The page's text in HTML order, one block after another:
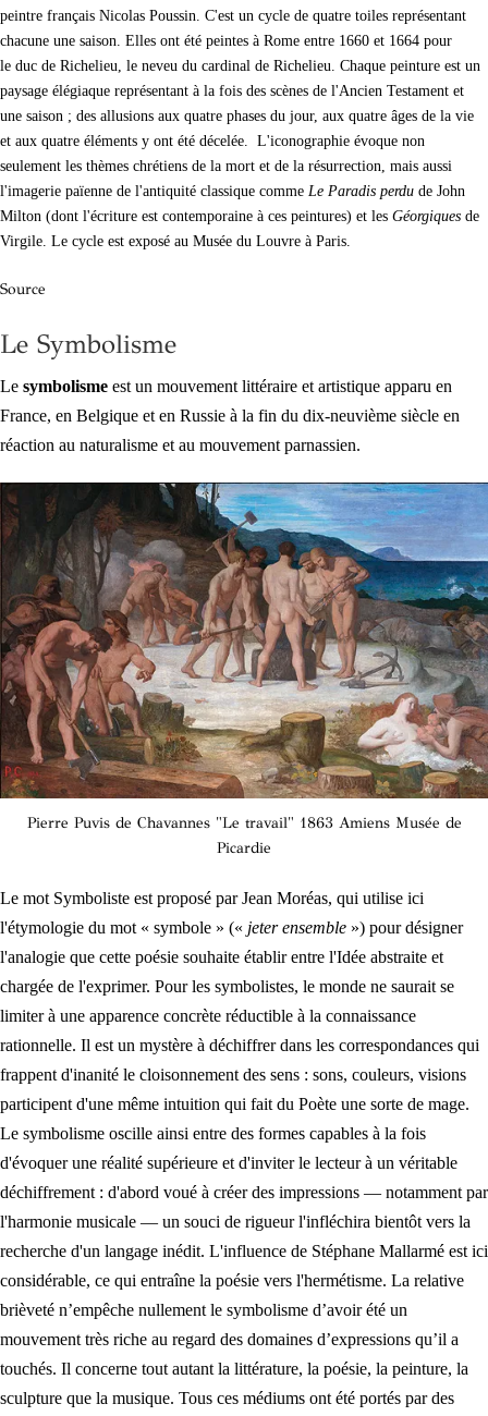
peintre français Nicolas Poussin. C'est un cycle de quatre toiles représentant
chacune une saison. Elles ont été peintes à Rome entre 1660 et 1664 pour
le duc de Richelieu, le neveu du cardinal de Richelieu. Chaque peinture est un
paysage élégiaque représentant à la fois des scènes de l'Ancien Testament et
une saison ; des allusions aux quatre phases du jour, aux quatre âges de la vie
et aux quatre éléments y ont été décelée. L'iconographie évoque non
seulement les thèmes chrétiens de la mort et de la résurrection, mais aussi
l'imagerie païenne de l'antiquité classique comme Le Paradis perdu de John
Milton (dont l'écriture est contemporaine à ces peintures) et les Géorgiques de
Virgile. Le cycle est exposé au Musée du Louvre à Paris.
Source
Le Symbolisme
Le symbolisme est un mouvement littéraire et artistique apparu en
France, en Belgique et en Russie à la fin du dix-neuvième siècle en
réaction au naturalisme et au mouvement parnassien.
Pierre Puvis de Chavannes "Le travail" 1863 Amiens Musée de
Picardie
Le mot Symboliste est proposé par Jean Moréas, qui utilise ici
l'étymologie du mot « symbole » (« jeter ensemble ») pour désigner
l'analogie que cette poésie souhaite établir entre l'Idée abstraite et
chargée de l'exprimer. Pour les symbolistes, le monde ne saurait se
limiter à une apparence concrète réductible à la connaissance
rationnelle. Il est un mystère à déchiffrer dans les correspondances qui
frappent d'inanité le cloisonnement des sens : sons, couleurs, visions
participent d'une même intuition qui fait du Poète une sorte de mage.
Le symbolisme oscille ainsi entre des formes capables à la fois
d'évoquer une réalité supérieure et d'inviter le lecteur à un véritable
déchiffrement : d'abord voué à créer des impressions — notamment par
l'harmonie musicale — un souci de rigueur l'infléchira bientôt vers la
recherche d'un langage inédit. L'influence de Stéphane Mallarmé est ici
considérable, ce qui entraîne la poésie vers l'hermétisme. La relative
brièveté n’empêche nullement le symbolisme d’avoir été un
mouvement très riche au regard des domaines d’expressions qu’il a
touchés. Il concerne tout autant la littérature, la poésie, la peinture, la
sculpture que la musique. Tous ces médiums ont été portés par des